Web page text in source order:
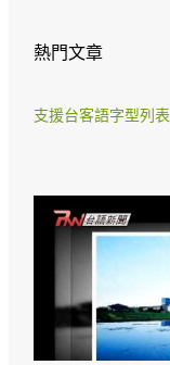
熱門文章
支援台客語字型列表